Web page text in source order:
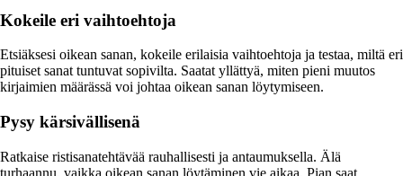
Kokeile eri vaihtoehtoja
Etsiäksesi oikean sanan, kokeile erilaisia vaihtoehtoja ja testaa, miltä eri
pituiset sanat tuntuvat sopivilta. Saatat yllättyä, miten pieni muutos
kirjaimien määrässä voi johtaa oikean sanan löytymiseen.
Pysy kärsivällisenä
Ratkaise ristisanatehtävää rauhallisesti ja antaumuksella. Älä
turhaannu, vaikka oikean sanan löytäminen vie aikaa. Pian saat